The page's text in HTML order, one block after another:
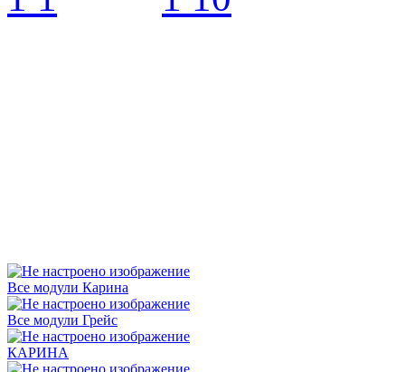
Все модули Карина
Все модули Грейс
КАРИНА